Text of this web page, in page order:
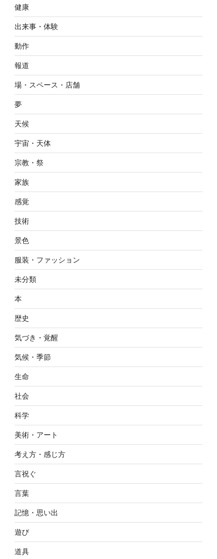
健康
出来事・体験
動作
報道
場・スペース・店舗
夢
天候
宇宙・天体
宗教・祭
家族
感覚
技術
景色
服装・ファッション
未分類
本
歴史
気づき・覚醒
気候・季節
生命
社会
科学
美術・アート
考え方・感じ方
言祝ぐ
言葉
記憶・思い出
遊び
道具